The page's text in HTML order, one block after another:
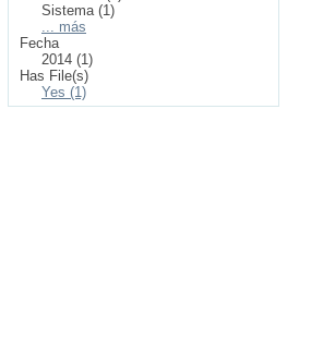
Sistema (1)
... más
Fecha
2014 (1)
Has File(s)
Yes (1)